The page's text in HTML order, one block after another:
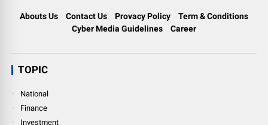
Abouts Us Contact Us Provacy Policy
Term & Conditions
Cyber Media Guidelines
Career
TOPIC
National
Finance
Investment